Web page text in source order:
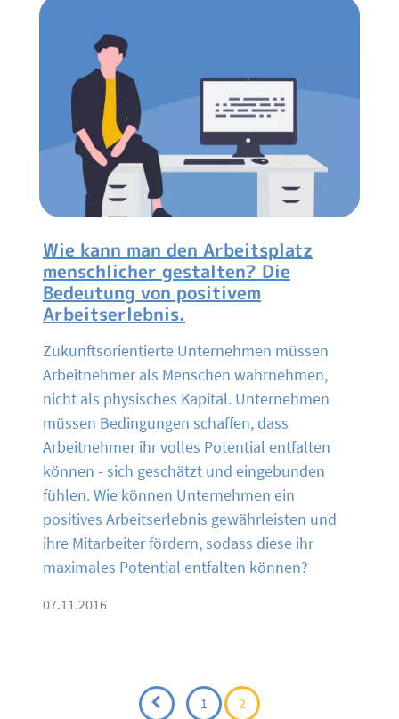
Wie kann man den Arbeitsplatz
menschlicher gestalten? Die
Bedeutung von positivem
Arbeitserlebnis.
Zukunftsorientierte Unternehmen müssen
Arbeitnehmer als Menschen wahrnehmen,
nicht als physisches Kapital. Unternehmen
müssen Bedingungen schaffen, dass
Arbeitnehmer ihr volles Potential entfalten
können - sich geschätzt und eingebunden
fühlen. Wie können Unternehmen ein
positives Arbeitserlebnis gewährleisten und
ihre Mitarbeiter fördern, sodass diese ihr
maximales Potential entfalten können?
07.11.2016
1 2